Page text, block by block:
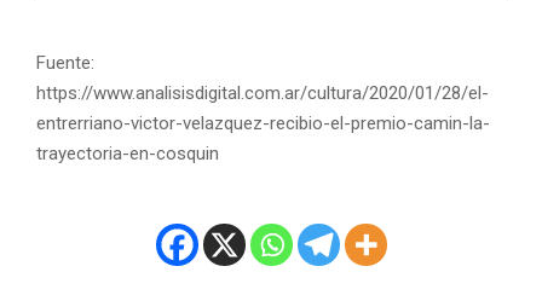
Fuente:
https://www.analisisdigital.com.ar/cultura/2020/01/28/el-
entrerriano-victor-velazquez-recibio-el-premio-camin-la-
trayectoria-en-cosquin